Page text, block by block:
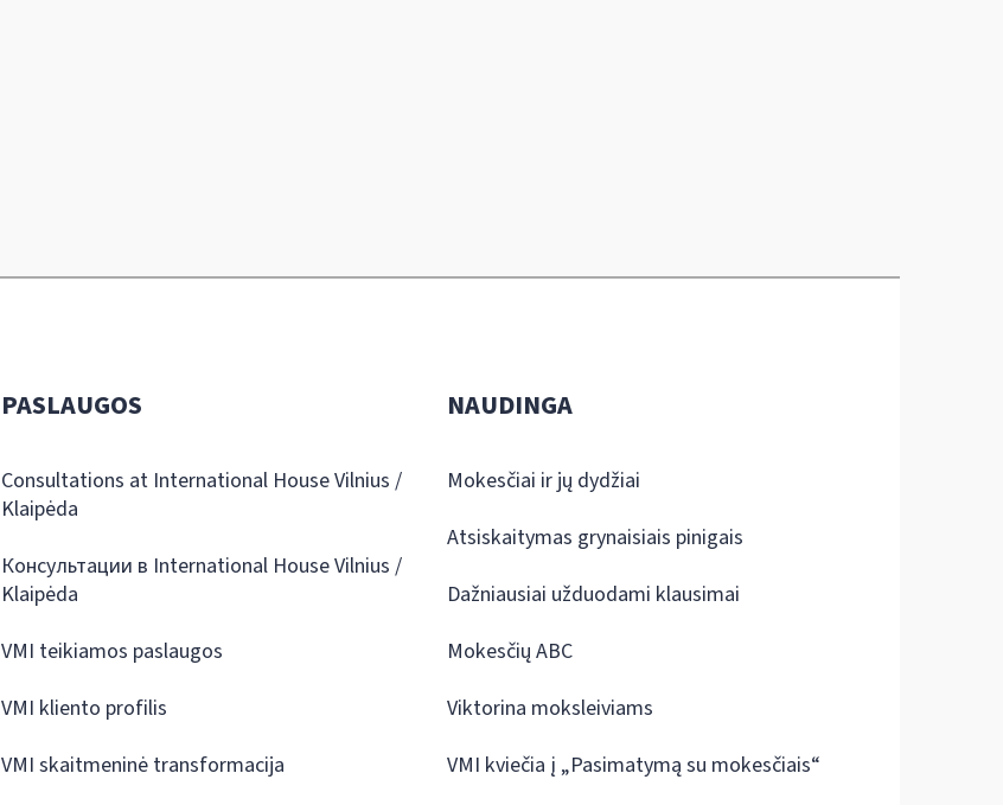
PASLAUGOS
Consultations at International House Vilnius /
Klaipėda
Консультации в International House Vilnius /
Klaipėda
VMI teikiamos paslaugos
VMI kliento profilis
VMI skaitmeninė transformacija
NAUDINGA
Mokesčiai ir jų dydžiai
Atsiskaitymas grynaisiais pinigais
Dažniausiai užduodami klausimai
Mokesčių ABC
Viktorina moksleiviams
VMI kviečia į „Pasimatymą su mokesčiais“